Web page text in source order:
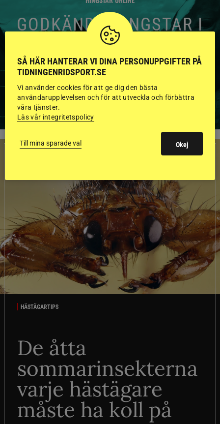
GODKÄNDA HINGSTAR I
FLERA KATEGORIER MED
BILDER OCH FAKTA
VISA ALLA HINGSTAR
HÄSTÄGARTIPS
De åtta
sommarinsekterna
varje hästägare
måste ha koll på
SÅ HÄR HANTERAR VI DINA PERSONUPPGIFTER PÅ
TIDNINGENRIDSPORT.SE
Vi använder cookies för att ge dig den bästa
användarupplevelsen och för att utveckla och förbättra
våra tjänster.
Läs vår integritetspolicy
Till mina sparade val Okej